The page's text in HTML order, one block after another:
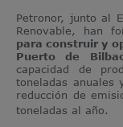
Petronor, junto al
Renovable, han
para construir y
Puerto de
capacidad de
toneladas
reducción de
toneladas al año.